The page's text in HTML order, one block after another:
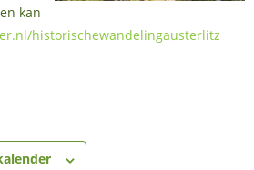
kan
historischewandelingausterlitz